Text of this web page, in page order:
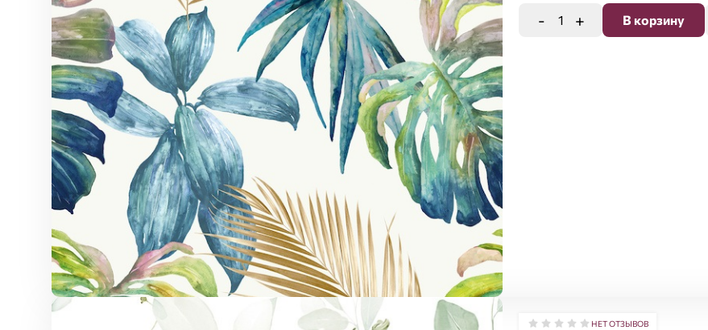
- + В корзину
НЕТ ОТЗЫВОВ